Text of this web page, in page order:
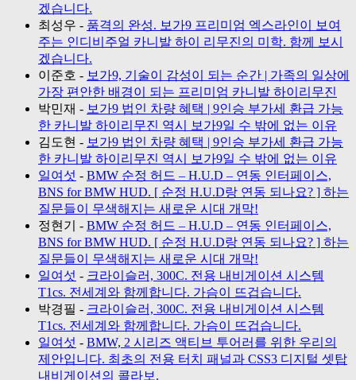
겠습니다.
최성우 - 품격의 완성. 보가9 프리미엄 엑스라인이 보여
주는 인디비주얼 카니발 하이 리무진의 미학. 함께 보시
겠습니다.
이준호 - 보가9, 기술이 감성이 되는 순간 | 가족의 일상에
가장 편안한 배경이 되는 프리미엄 카니발 하이리무진
박민재 - 보가9 법인 차량 혜택 | 9인승 부가세 환급 가능
한 카니발 하이리무진 역시 보가9일 수 밖에 없는 이유
김도현 - 보가9 법인 차량 혜택 | 9인승 부가세 환급 가능
한 카니발 하이리무진 역시 보가9일 수 밖에 없는 이유
일여섯 - BMW 순정 허드 – H.U.D – 연동 인터페이스,
BNS for BMW HUD. [ 순정 H.U.D랑 연동 되나요? ] 하는
질문들이 무색해지는 새로운 시대 개막!
정현기
- BMW 순정 허드 – H.U.D – 연동 인터페이스,
BNS for BMW HUD. [ 순정 H.U.D랑 연동 되나요? ] 하는
질문들이 무색해지는 새로운 시대 개막!
일여섯 - 크라이슬러, 300C. 전용 내비게이션 시스템
T1cs. 전세계와 함께합니다. 가슴이 뜨겁습니다.
박경필 - 크라이슬러, 300C. 전용 내비게이션 시스템
T1cs. 전세계와 함께합니다. 가슴이 뜨겁습니다.
일여섯 - BMW, 2 시리즈 액티브 투어러를 위한 우리의
제안입니다. 최초의 전용 터치 패널과 CSS3 디지털 셋탑
내비게이션의 콜라보.